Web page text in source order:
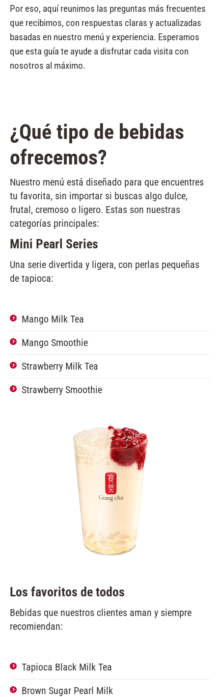
Por eso, aquí reunimos las preguntas más frecuentes
que recibimos, con respuestas claras y actualizadas
basadas en nuestro menú y experiencia. Esperamos
que esta guía te ayude a disfrutar cada visita con
nosotros al máximo.
¿Qué tipo de bebidas
ofrecemos?
Nuestro menú está diseñado para que encuentres
tu favorita, sin importar si buscas algo dulce,
frutal, cremoso o ligero. Estas son nuestras
categorías principales:
Mini Pearl Series
Una serie divertida y ligera, con perlas pequeñas
de tapioca:
Mango Milk Tea
Mango Smoothie
Strawberry Milk Tea
Strawberry Smoothie
Los favoritos de todos
Bebidas que nuestros clientes aman y siempre
recomiendan:
Tapioca Black Milk Tea
Brown Sugar Pearl Milk